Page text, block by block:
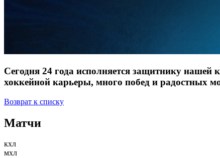
Сегодня 24 года исполняется защитнику
хоккейной карьеры, много побед и радостных
Возврат к списку
Матчи
кхл
мхл